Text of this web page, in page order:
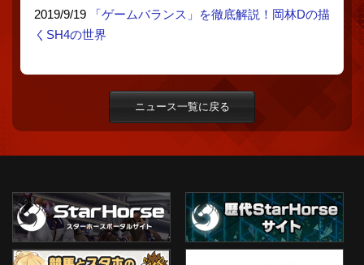
2019/9/19
「ゲームバランス」を徹底解説！岡林Dの描
くSH4の世界
ニュース一覧に戻る